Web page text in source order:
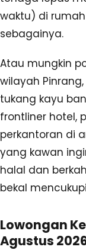
waktu) di
sebagainya.
Atau mungkin
wilayah
tukang kayu
frontliner hotel,
perkantoran di
yang kawan
halal dan
bekal
Lowongan
Agustus